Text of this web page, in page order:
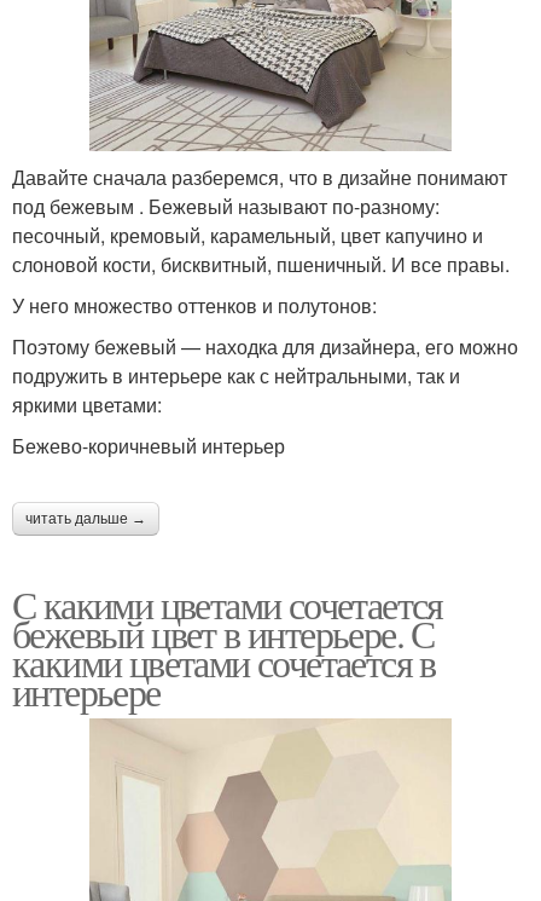
Давайте сначала разберемся, что в дизайне понимают
под бежевым . Бежевый называют по-разному:
песочный, кремовый, карамельный, цвет капучино и
слоновой кости, бисквитный, пшеничный. И все правы.
У него множество оттенков и полутонов:
Поэтому бежевый — находка для дизайнера, его можно
подружить в интерьере как с нейтральными, так и
яркими цветами:
Бежево-коричневый интерьер
читать дальше →
С какими цветами сочетается
бежевый цвет в интерьере. С
какими цветами сочетается в
интерьере